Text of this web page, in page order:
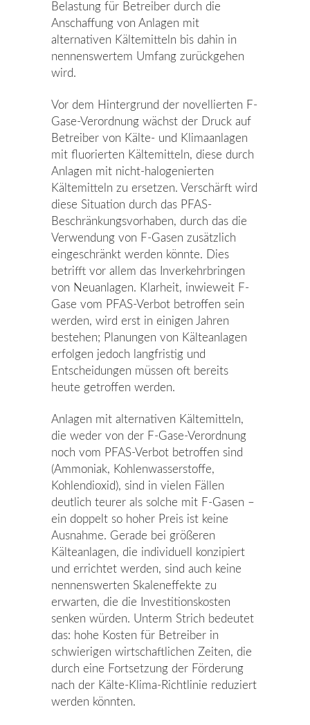
Belastung für Betreiber durch die
Anschaffung von Anlagen mit
alternativen Kältemitteln bis dahin in
nennenswertem Umfang zurückgehen
wird.
Vor dem Hintergrund der novellierten F-
Gase-Verordnung wächst der Druck auf
Betreiber von Kälte- und Klimaanlagen
mit fluorierten Kältemitteln, diese durch
Anlagen mit nicht-halogenierten
Kältemitteln zu ersetzen. Verschärft wird
diese Situation durch das PFAS-
Beschränkungsvorhaben, durch das die
Verwendung von F-Gasen zusätzlich
eingeschränkt werden könnte. Dies
betrifft vor allem das Inverkehrbringen
von Neuanlagen. Klarheit, inwieweit F-
Gase vom PFAS-Verbot betroffen sein
werden, wird erst in einigen Jahren
bestehen; Planungen von Kälteanlagen
erfolgen jedoch langfristig und
Entscheidungen müssen oft bereits
heute getroffen werden.
Anlagen mit alternativen Kältemitteln,
die weder von der F-Gase-Verordnung
noch vom PFAS-Verbot betroffen sind
(Ammoniak, Kohlenwasserstoffe,
Kohlendioxid), sind in vielen Fällen
deutlich teurer als solche mit F-Gasen –
ein doppelt so hoher Preis ist keine
Ausnahme. Gerade bei größeren
Kälteanlagen, die individuell konzipiert
und errichtet werden, sind auch keine
nennenswerten Skaleneffekte zu
erwarten, die die Investitionskosten
senken würden. Unterm Strich bedeutet
das: hohe Kosten für Betreiber in
schwierigen wirtschaftlichen Zeiten, die
durch eine Fortsetzung der Förderung
nach der Kälte-Klima-Richtlinie reduziert
werden könnten.